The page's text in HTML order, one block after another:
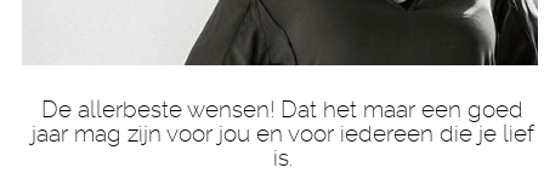
De allerbeste wensen! Dat het maar een goed
jaar mag zijn voor jou en voor iedereen die je lief
is.